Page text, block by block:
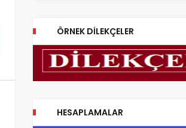
ÖRNEK DILEKÇELER
HESAPLAMALAR